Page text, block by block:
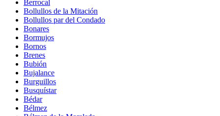
Berrocal
Bollullos de la Mitación
Bollullos par del Condado
Bonares
Bormujos
Bornos
Brenes
Bubión
Bujalance
Burguillos
Busquístar
Bédar
Bélmez